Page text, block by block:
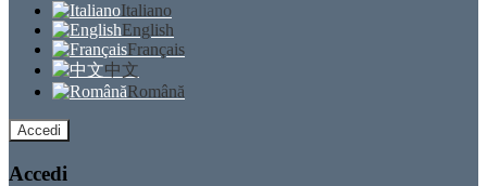
Italiano
English
Français
中文
Română
Accedi
Accedi